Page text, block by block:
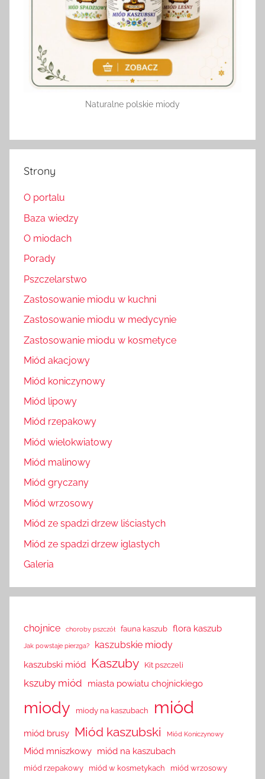
Naturalne polskie miody
Strony
O portalu
Baza wiedzy
O miodach
Porady
Pszczelarstwo
Zastosowanie miodu w kuchni
Zastosowanie miodu w medycynie
Zastosowanie miodu w kosmetyce
Miód akacjowy
Miód koniczynowy
Miód lipowy
Miód rzepakowy
Miód wielokwiatowy
Miód malinowy
Miód gryczany
Miód wrzosowy
Miód ze spadzi drzew liściastych
Miód ze spadzi drzew iglastych
Galeria
chojnice choroby pszczół fauna kaszub flora kaszub
Jak powstaje pierzga? kaszubskie miody
kaszubski miód Kaszuby Kit pszczeli
kszuby miód miasta powiatu chojnickiego
miody miody na kaszubach miód
miód brusy Miód kaszubski Miód Koniczynowy
Miód mniszkowy miód na kaszubach
miód rzepakowy miód w kosmetykach miód wrzosowy